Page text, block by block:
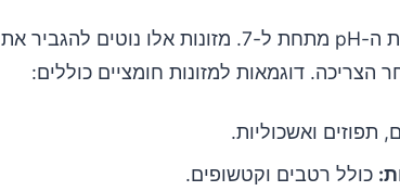
מזונות חומציים הם אלה שרמת ה-pH מתחת ל-7. מזונות אלו נוטים להגביר את
דוגמאות למזונות חומציים כוללים:
תפוזים ואשכוליות.
כולל רטבים וקטשופים.